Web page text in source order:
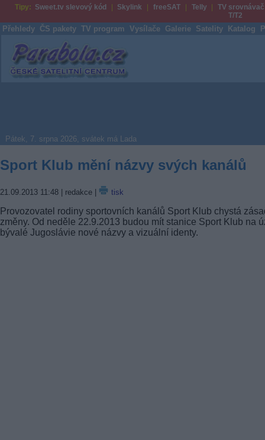
Tipy: Sweet.tv slevový kód Skylink freeSAT Telly
TV srovnávač
T/T2
Přehledy ČS pakety TV program Vysílače Galerie Satelity Katalog
Parabola.cz
Pátek, 7. srpna 2026, svátek má Lada
Sport Klub mění názvy svých kanálů
21.09.2013 11:48 | redakce | tisk
Provozovatel rodiny sportovních kanálů Sport Klub chystá
změny. Od neděle 22.9.2013 budou mít stanice Sport Klub na
bývalé Jugoslávie nové názvy a vizuální identy.